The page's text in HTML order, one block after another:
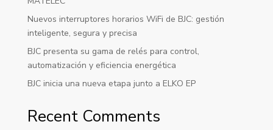
Nuevos interruptores horarios WiFi de BJC: gestión
inteligente, segura y precisa
BJC presenta su gama de relés para control,
automatización y eficiencia energética
BJC inicia una nueva etapa junto a ELKO EP
Recent Comments